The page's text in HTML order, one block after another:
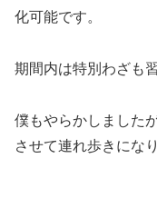
化可能です。
期間内は特別わざも
僕もやらかしました
させて連れ歩きにな